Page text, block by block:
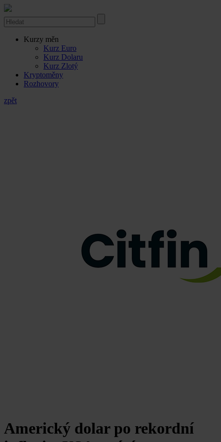
Kurzy měn
Kurz Euro
Kurz Dolaru
Kurz Zlotý
Kryptoměny
Rozhovory
zpět
Americký dolar po rekordní